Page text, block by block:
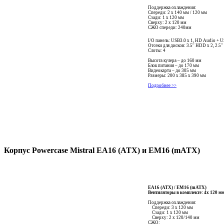
Поддержка охлаждения:
Спереди: 2 x 140 мм / 120 мм
Сзади: 1 x 120 мм
Сверху: 2 x 120 мм
СЖО спереди: 240мм
I/O панель: USB3.0 x 1, HD Audio +
Отсеки для дисков: 3.5'' HDD x 2, 2.5''
Слоты: 4
Высота кулера – до 160 мм
Блок питания – до 170 мм
Видеокарта – до 305 мм
Размеры: 200 x 385 x 390 мм
Подробнее >>
Корпус Powercase Mistral EA16 (АТХ) и EM16 (mАТХ)
EA16 (АТХ) / EM16 (mАТХ)
Вентиляторы в комплекте: 4x 120
Поддержка охлаждения:
Спереди: 3 x 120 мм
Сзади: 1 x 120 мм
Сверху: 2 x 120/140 мм
СЖО: